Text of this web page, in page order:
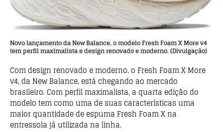
Novo lançamento da New Balance, o modelo Fresh Foam X More v4
tem perfil maximalista e design renovado e moderno. (Divulgação)
Com design renovado e moderno, o Fresh Foam X More
v4, da New Balance, está chegando ao mercado
brasileiro. Com perfil maximalista, a quarta edição do
modelo tem como uma de suas características uma
maior quantidade de espuma Fresh Foam X na
entressola já utilizada na linha.